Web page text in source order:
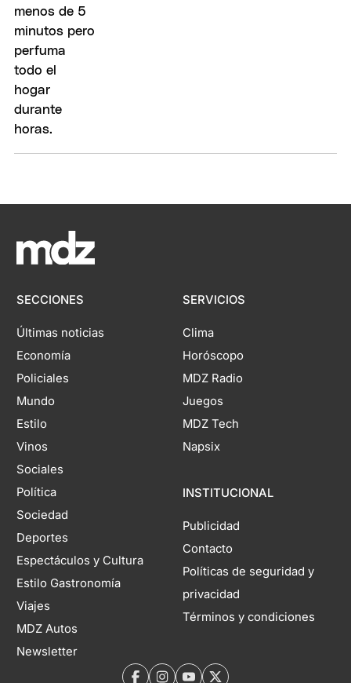
SECCIONES
Últimas noticias
Economía
Policiales
Mundo
Estilo
Vinos
Sociales
Política
Sociedad
Deportes
Espectáculos y Cultura
Estilo Gastronomía
Viajes
MDZ Autos
Newsletter
SERVICIOS
Clima
Horóscopo
MDZ Radio
Juegos
MDZ Tech
Napsix
INSTITUCIONAL
Publicidad
Contacto
Políticas de seguridad y
privacidad
Términos y condiciones